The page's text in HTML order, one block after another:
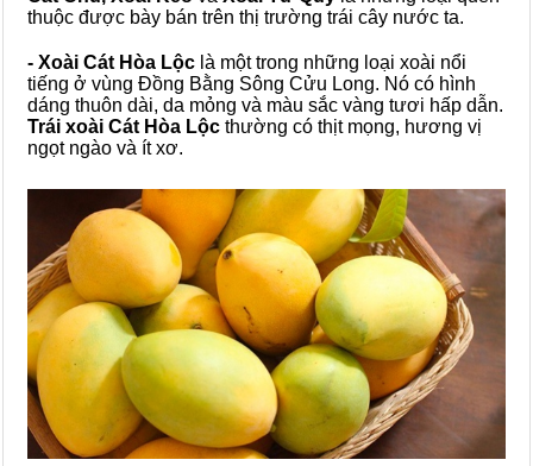
thuộc được bày bán trên thị trường trái cây nước ta.
- Xoài Cát Hòa Lộc là một trong những loại xoài nổi
tiếng ở vùng Đồng Bằng Sông Cửu Long. Nó có hình
dáng thuôn dài, da mỏng và màu sắc vàng tươi hấp dẫn.
Trái xoài Cát Hòa Lộc thường có thịt mọng, hương vị
ngọt ngào và ít xơ.